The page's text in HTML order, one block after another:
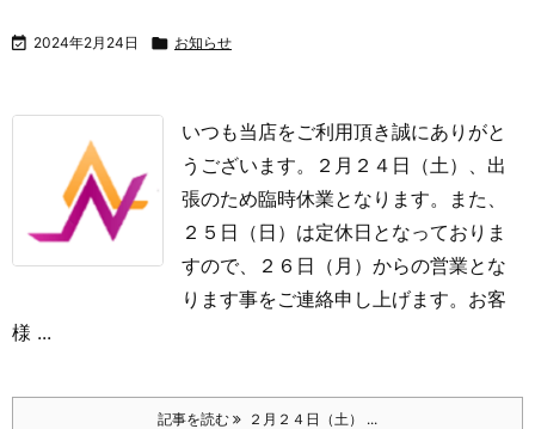
 2024年2月24日  お知らせ
いつも当店をご利用頂き誠にありがと
うございます。
２月２４日（土）、出
張のため臨時休業となります。また、
２５日（日）は定休日となっておりま
すので、２６日（月）からの営業とな
ります事をご連絡申し上げます。 お客
様 ...
記事を読む ２月２４日（土） ...